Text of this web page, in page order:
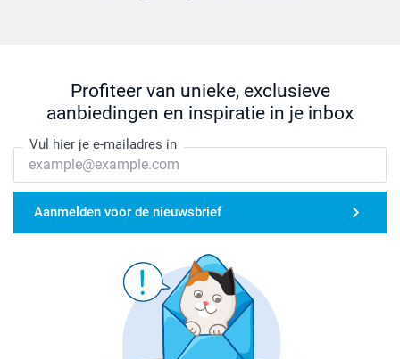
Profiteer van unieke, exclusieve
aanbiedingen en inspiratie in je inbox
Vul hier je e-mailadres in
Aanmelden voor de nieuwsbrief